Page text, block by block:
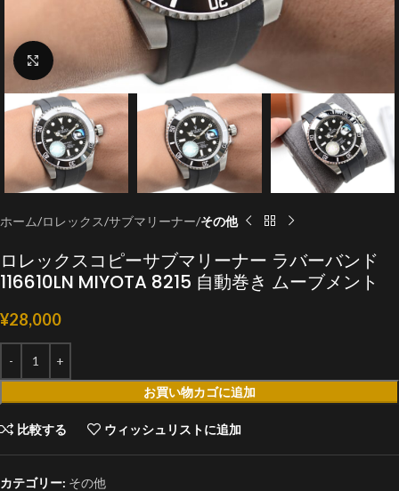
クリックで拡大
ホーム ロレックス サブマリーナー その他
ロレックスコピーサブマリーナー ラバーバンド
116610LN MIYOTA 8215 自動巻き ムーブメント
¥28,000
お買い物カゴに追加
比較する ウィッシュリストに追加
カテゴリー: その他